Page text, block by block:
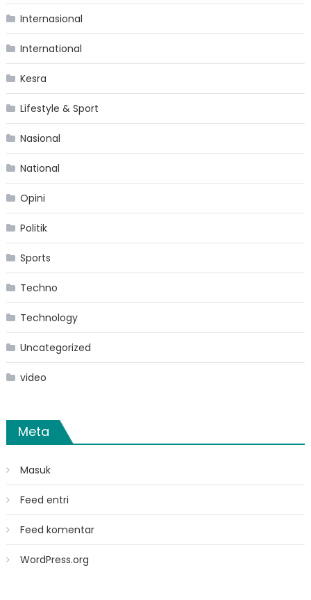
Internasional
International
Kesra
Lifestyle & Sport
Nasional
National
Opini
Politik
Sports
Techno
Technology
Uncategorized
video
Meta
Masuk
Feed entri
Feed komentar
WordPress.org